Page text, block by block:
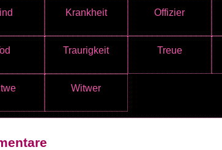
Krankheit Offizier
Traurigkeit Treue
Witwer